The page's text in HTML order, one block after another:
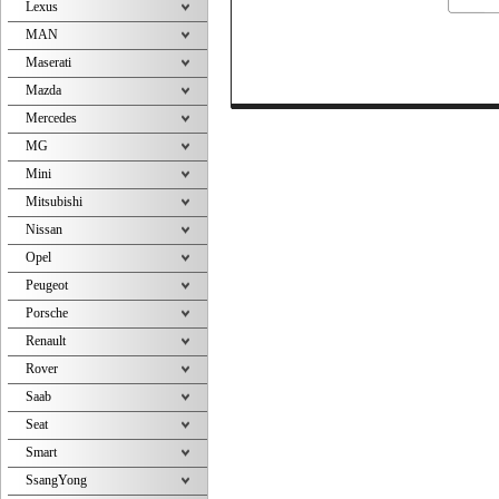
Lexus
MAN
Maserati
Mazda
Mercedes
MG
Mini
Mitsubishi
Nissan
Opel
Peugeot
Porsche
Renault
Rover
Saab
Seat
Smart
SsangYong